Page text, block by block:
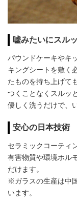
嘘みたいにスル
パウンドケーキやキ
キングシートを敷く
たものを持ち上げて
つくことなくスルッ
優しく洗うだけで、
安心の日本技術
セラミックコーティ
有害物質や環境ホル
だけます。
※ガラスの生産は中
います。